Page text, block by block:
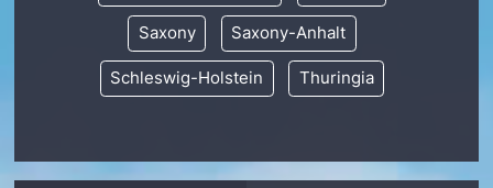
Saxony Saxony-Anhalt
Schleswig-Holstein Thuringia